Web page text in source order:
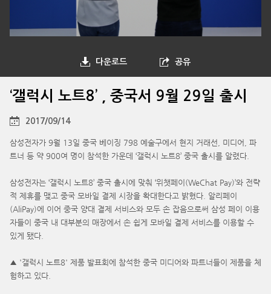
다운로드 공유
‘갤럭시 노트8’ , 중국서 9월 29일 출시
2017/09/14
삼성전자가 9월 13일 중국 베이징 798 예술구에서 현지 거래선, 미디어, 파
트너 등 약 900여 명이 참석한 가운데 ‘갤럭시 노트8’ 중국 출시를 알렸다.
삼성전자는 ‘갤럭시 노트8’ 중국 출시에 맞춰 ‘위챗페이(WeChat Pay)’와 전략
적 제휴를 맺고 중국 모바일 결제 시장을 확대한다고 밝혔다. 알리페이
(AliPay)에 이어 중국 양대 결제 서비스와 모두 손 잡음으로써 삼성 페이 이용
자들이 중국 내 대부분의 매장에서 손 쉽게 모바일 결제 서비스를 이용할 수
있게 됐다.
▲ '갤럭시 노트8' 제품 발표회에 참석한 중국 미디어와 파트너들이 제품을 체
험하고 있다.